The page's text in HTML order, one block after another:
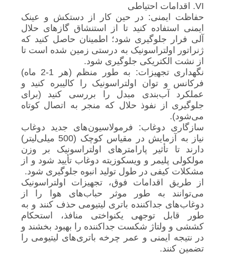
VI. اقدامات احتیاطی
حفاظت ایمنی: در حین کار از دستکش و عینک
ایمنی استفاده کنید تا از استنشاق گازهای حلال
آلی فرار جلوگیری شود؛ اطمینان حاصل کنید که
ژنراتور اولتراسونیک به درستی زمین شده است تا
از نشت الکتریکی جلوگیری شود.
نگهداری تجهیزات: به طور منظم (هر 1-2 ماه)
فرکانس و توان اولتراسونیک را کالیبره کنید و
عملکرد آب‌بندی مبدل را بررسی کنید (برای
جلوگیری از نفوذ حلال که منجر به اتصال کوتاه
می‌شود).
سازگاری دوغاب: فرمولاسیون‌های جدید دوغاب
نیاز به آزمایش در مقیاس کوچک (500 میلی‌لیتر)
دارند تا تأثیر پارامترهای اولتراسونیک بر وزن
مولکولی پلیمر و ویسکوزیته دوغاب تأیید شود و از
مشکلات کیفی در طول تولید انبوه جلوگیری شود.
از طریق اقدامات فوق، تجهیزات اولتراسونیک
می‌توانند به طور موثر حباب‌های هوا را از
دوغاب‌های جداکننده باتری لیتیومی حذف کنند و به
طور قابل توجهی یکنواختی منافذ، استحکام
کششی و ولتاژ شکست جداکننده را بهبود بخشند و
در نتیجه ایمنی و عمر چرخه باتری‌های لیتیومی را
تضمین کنند.